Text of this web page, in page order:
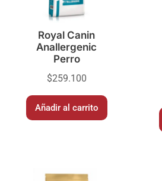
Royal Canin
Anallergenic
Perro
$259.100
Añadir al carrito